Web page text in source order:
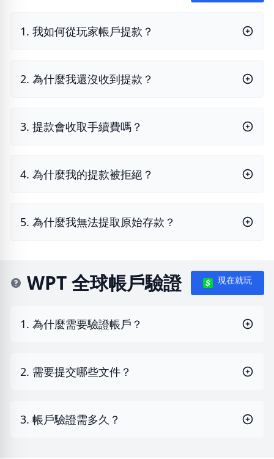
1. 我如何從玩家帳戶提款？
2. 為什麼我還沒收到提款？
3. 提款會收取手續費嗎？
4. 為什麼我的提款被拒絕？
5. 為什麼我無法提取原始存款？
WPT 全球帳戶驗證 現在就玩
1. 為什麼需要驗證帳戶？
2. 需要提交哪些文件？
3. 帳戶驗證需多久？